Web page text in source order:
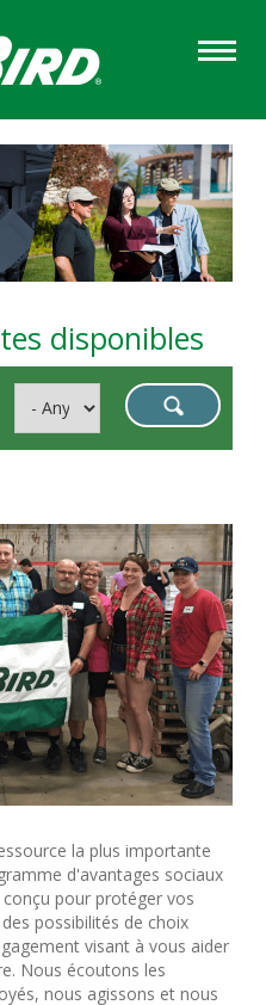
disponibles
la plus importante
d'avantages sociaux
pour protéger vos
possibilités de choix
visant à vous aider
Nous écoutons les
nous agissons et nous